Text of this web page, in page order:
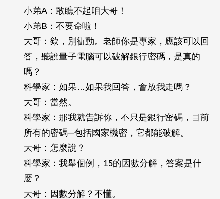
小弟A：敢瞧不起咱大哥！
小弟B：不要命啦！
大哥：欸，別衝動。老師你是專家，應該可以回
答，聽說量子電腦可以破解銀行密碼，是真的
嗎？
科學家：如果…如果我回答，會放我走嗎？
大哥：當然。
科學家：那我就告訴你，不只是銀行密碼，目前
所有的密碼─包括國家機密，它都能破解。
大哥：怎麼說？
科學家：我舉個例，15的因數分解，答案是什
麼？
大哥：因數分解？不懂。